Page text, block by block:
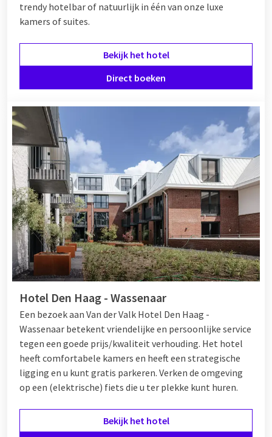
trendy hotelbar of natuurlijk in één van onze luxe
kamers of suites.
Bekijk het hotel
Direct boeken
Hotel Den Haag - Wassenaar
Een bezoek aan Van der Valk Hotel Den Haag -
Wassenaar betekent vriendelijke en persoonlijke service
tegen een goede prijs/kwaliteit verhouding. Het hotel
heeft comfortabele kamers en heeft een strategische
ligging en u kunt gratis parkeren. Verken de omgeving
op een (elektrische) fiets die u ter plekke kunt huren.
Bekijk het hotel